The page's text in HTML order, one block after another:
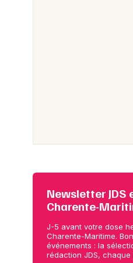
Newsletter JDS
Charente-
J-5 avant votre dose
Charente-Maritime.
événements : la
rédaction JDS, chaque